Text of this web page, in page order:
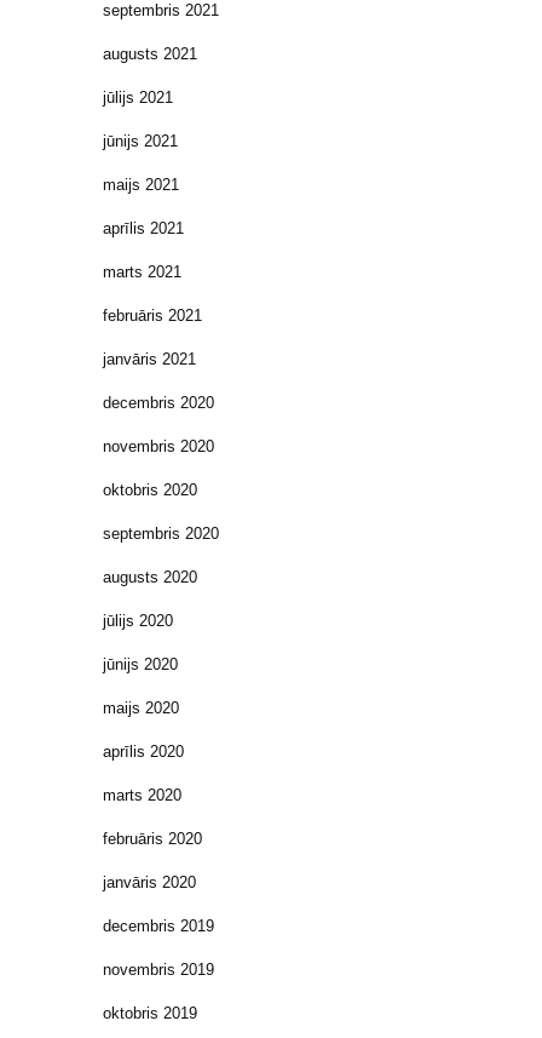
septembris 2021
augusts 2021
jūlijs 2021
jūnijs 2021
maijs 2021
aprīlis 2021
marts 2021
februāris 2021
janvāris 2021
decembris 2020
novembris 2020
oktobris 2020
septembris 2020
augusts 2020
jūlijs 2020
jūnijs 2020
maijs 2020
aprīlis 2020
marts 2020
februāris 2020
janvāris 2020
decembris 2019
novembris 2019
oktobris 2019